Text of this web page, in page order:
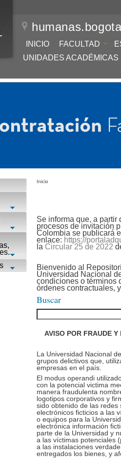
INICIO FACULTAD
UNIDADES ACADÉMICAS
Inicio
Se informa que, a
procesos de invitación
Colombia se publicará
enlace: https://
la Circular 25 de 2022
Bienvenido al
Universidad Nacional
condiciones o términos
órdenes contractuales,
Buscar
AVISO POR FRAUDE
La Universidad Nacional
grupos delictivos que,
empresas en el país.
El modus operandi
con la potencial victima
manera fraudulenta
logotipos corporativos y
sido obtenido de las
electrónicos ficticios a las
o equipos para la
electrónica información
parte de la Universidad y
a las víctimas potenciales
a las instalaciones
entregados los bienes, y